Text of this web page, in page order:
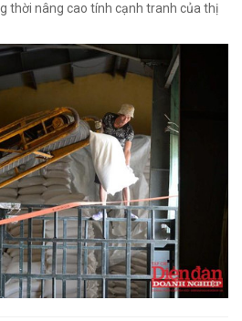
thời nâng cao tính cạnh tranh của thị